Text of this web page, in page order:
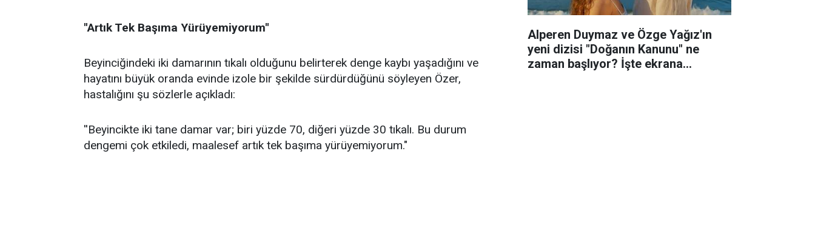
''Artık Tek Başıma Yürüyemiyorum''
Beyinciğindeki iki damarının tıkalı olduğunu belirterek denge kaybı yaşadığını ve
hayatını büyük oranda evinde izole bir şekilde sürdürdüğünü söyleyen Özer,
hastalığını şu sözlerle açıkladı:
''Beyincikte iki tane damar var; biri yüzde 70, diğeri yüzde 30 tıkalı. Bu durum
dengemi çok etkiledi, maalesef artık tek başıma yürüyemiyorum."
Alperen Duymaz ve Özge Yağız'ın
yeni dizisi "Doğanın Kanunu" ne
zaman başlıyor? İşte ekrana